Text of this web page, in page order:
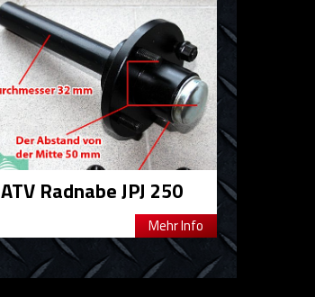
ATV Radnabe JPJ 250
Mehr Info